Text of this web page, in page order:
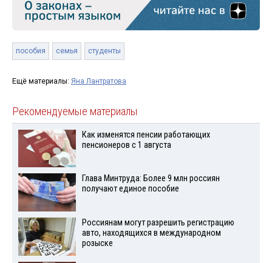
пособия семья студенты
Ещё материалы: Яна Лантратова
Рекомендуемые материалы
Как изменятся пенсии работающих
пенсионеров с 1 августа
Глава Минтруда: Более 9 млн россиян
получают единое пособие
Россиянам могут разрешить регистрацию
авто, находящихся в международном
розыске